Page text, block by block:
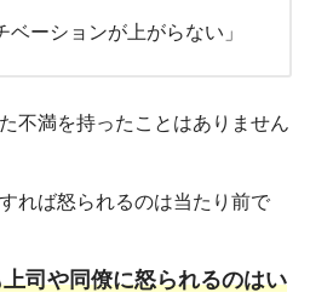
ベーションが上がらない」
不満を持ったことはありません
れば怒られるのは当たり前で
司や同僚に怒られるのはい